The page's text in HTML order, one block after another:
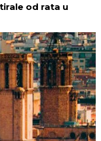
od rata u